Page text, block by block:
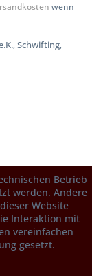
wenn
Schwifting,
Betrieb
werden. Andere
Website
Interaktion mit
vereinfachen
gesetzt.